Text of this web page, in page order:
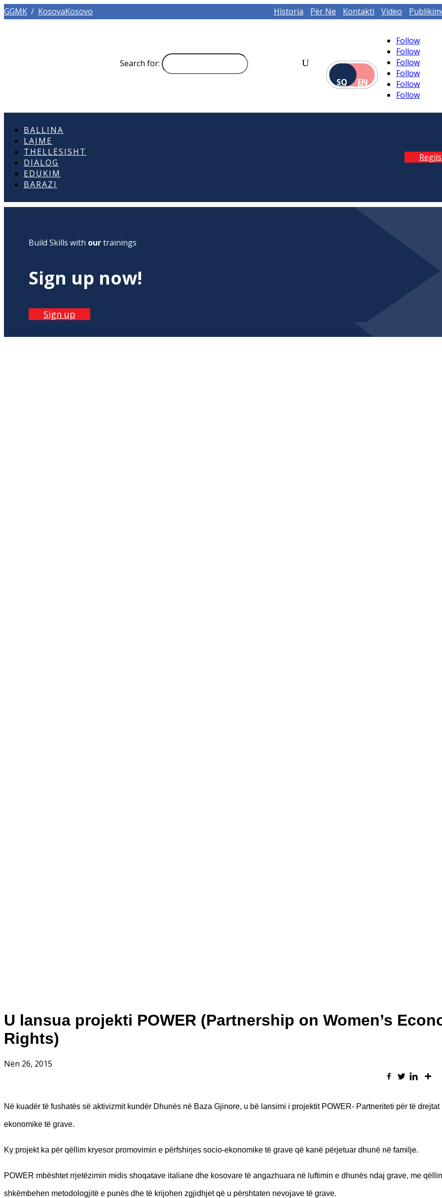
GGMK / KosovaKosovo Historia Për Ne Kontakti Video
Search for:
SQ
EN
Follow
Follow
Follow
Follow
Follow
Follow
BALLINA
LAJME
THELLËSISHT
DIALOG
EDUKIM
BARAZI
Build Skills with ourtrainings
Sign up now!
Sign up
U lansua projekti POWER (Partnership on Women’s
Rights)
Nën 26, 2015
Në kuadër të fushatës së aktivizmit kundër Dhunës në Baza Gjinore, u bë lansimi i projektit POWER- Partneriteti për të drejtat
ekonomike të grave.
Ky projekt ka për qëllim kryesor promovimin e përfshirjes socio-ekonomike të grave që kanë përjetuar dhunë në familje.
POWER mbështet rrjetëzimin midis shoqatave italiane dhe kosovare të angazhuara në luftimin e dhunës ndaj grave, me
shkëmbehen metodologjitë e punës dhe të krijohen zgjidhjet që u përshtaten nevojave të grave.